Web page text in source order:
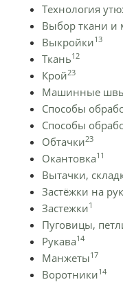
Технология
Выбор ткани и
Выкройки13
Ткань12
Крой23
Машинные
Способы
Способы
Обтачки23
Окантовка11
Вытачки,
Застёжки на
Застежки1
Пуговицы,
Рукава14
Манжеты17
Воротники14